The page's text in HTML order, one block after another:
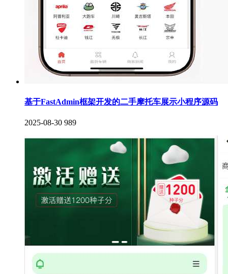
基于FastAdmin框架开发的二手摩托车展示小程序源码
2025-08-30 989